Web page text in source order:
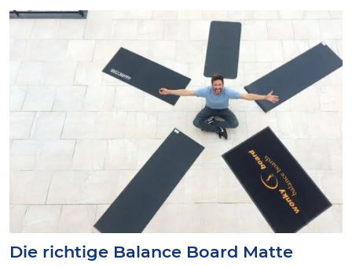
Die richtige Balance Board Matte